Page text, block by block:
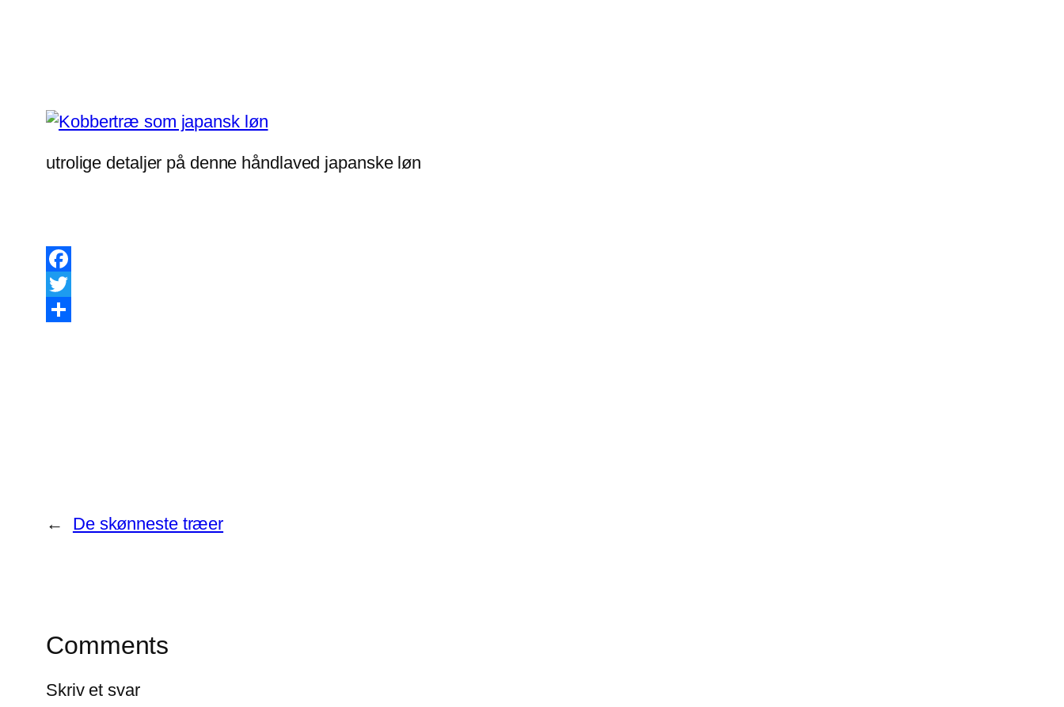
utrolige detaljer på denne håndlaved japanske løn
Facebook
Twitter
← De skønneste træer
Comments
Skriv et svar